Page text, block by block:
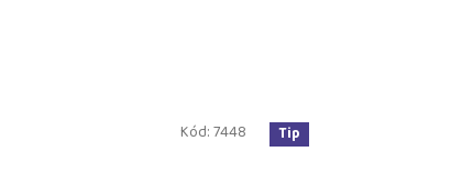
Kód:7448 Tip